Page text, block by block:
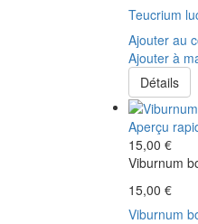
Teucrium
Ajouter au
Ajouter à
Détails
Aperçu
15,00 €
Viburnum
15,00 €
Viburnum